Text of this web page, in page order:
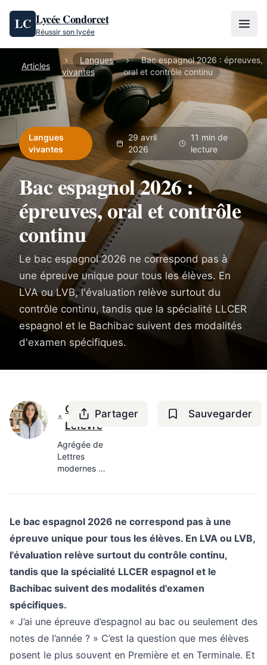
Aller au contenu
LC Lycée Condorcet
Réussir son lycée
Articles
Langues
vivantes
Bac espagnol 2026 : épreuves,
oral et contrôle continu
Langues
vivantes
29 avril
2026
11 min de
lecture
Bac espagnol 2026 :
épreuves, oral et contrôle
continu
Le bac espagnol 2026 ne correspond pas à
une épreuve unique pour tous les élèves. En
LVA ou LVB, l'évaluation relève surtout du
contrôle continu, tandis que la spécialité LLCER
espagnol et le Bachibac suivent des modalités
d'examen spécifiques.
Camille
Lefèvre
Agrégée de
Lettres
modernes —
lycée
Partager Sauvegarder
Le bac espagnol 2026 ne correspond pas à une
épreuve unique pour tous les élèves. En LVA ou LVB,
l'évaluation relève surtout du contrôle continu,
tandis que la spécialité LLCER espagnol et le
Bachibac suivent des modalités d'examen
spécifiques.
« J’ai une épreuve d’espagnol au bac ou seulement des
notes de l’année ? » C’est la question que mes élèves
posent le plus souvent en Première et en Terminale. Et